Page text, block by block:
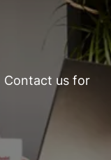
Contact us for